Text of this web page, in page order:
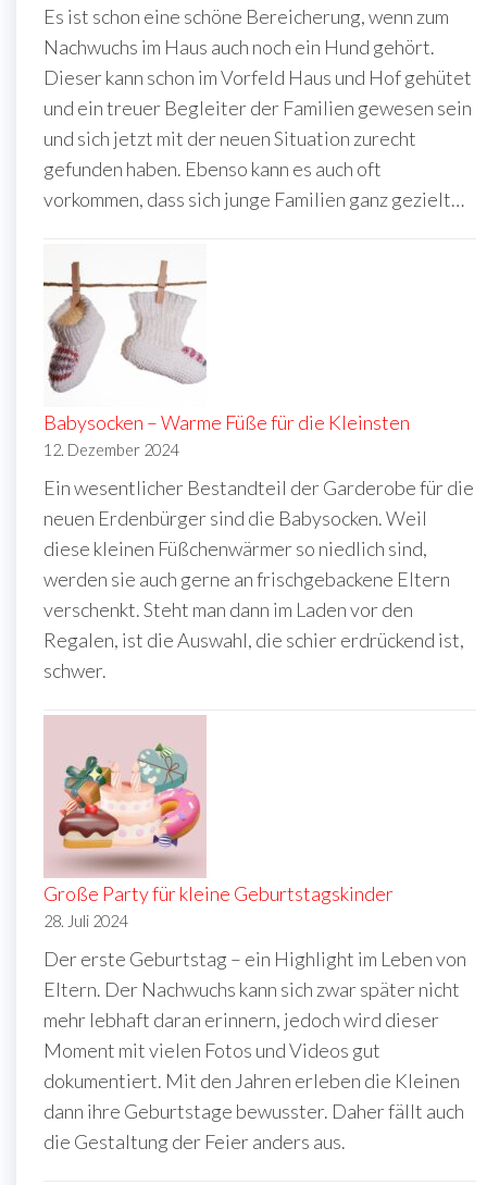
Es ist schon eine schöne Bereicherung, wenn zum
Nachwuchs im Haus auch noch ein Hund gehört.
Dieser kann schon im Vorfeld Haus und Hof gehütet
und ein treuer Begleiter der Familien gewesen sein
und sich jetzt mit der neuen Situation zurecht
gefunden haben. Ebenso kann es auch oft
vorkommen, dass sich junge Familien ganz gezielt…
Babysocken – Warme Füße für die Kleinsten
12. Dezember 2024
Ein wesentlicher Bestandteil der Garderobe für die
neuen Erdenbürger sind die Babysocken. Weil
diese kleinen Füßchenwärmer so niedlich sind,
werden sie auch gerne an frischgebackene Eltern
verschenkt. Steht man dann im Laden vor den
Regalen, ist die Auswahl, die schier erdrückend ist,
schwer.
Große Party für kleine Geburtstagskinder
28. Juli 2024
Der erste Geburtstag – ein Highlight im Leben von
Eltern. Der Nachwuchs kann sich zwar später nicht
mehr lebhaft daran erinnern, jedoch wird dieser
Moment mit vielen Fotos und Videos gut
dokumentiert. Mit den Jahren erleben die Kleinen
dann ihre Geburtstage bewusster. Daher fällt auch
die Gestaltung der Feier anders aus.